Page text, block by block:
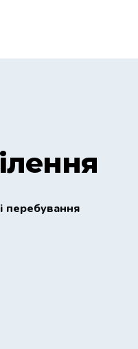
перебування